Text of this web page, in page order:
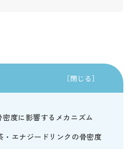
［閉じる］
密度に影響するメカニズム
・エナジードリンクの骨密度